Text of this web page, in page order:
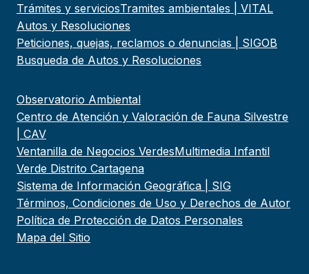
Trámites y serviciosTramites ambientales | VITAL
Autos y Resoluciones
Peticiones, quejas, reclamos o denuncias | SIGOB
Busqueda de Autos y Resoluciones
Observatorio Ambiental
Centro de Atención y Valoración de Fauna Silvestre
| CAV
Ventanilla de Negocios VerdesMultimedia Infantil
Verde Distrito Cartagena
Sistema de Información Geográfica | SIG
Términos, Condiciones de Uso y Derechos de Autor
Política de Protección de Datos Personales
Mapa del Sitio